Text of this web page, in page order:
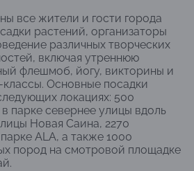
все жители и гости города
растений, организаторы
различных творческих
включая утреннюю
флешмоб, йогу, викторины и
Основные посадки
локациях: 500
парке севернее улицы вдоль
Новая Саина, 2270
ALA, а также 1000
пород на смотровой площадке